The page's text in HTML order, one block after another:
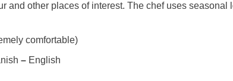
and other places of interest. The chef uses
comfortable)
– English